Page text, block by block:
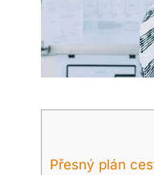
Přesný plán